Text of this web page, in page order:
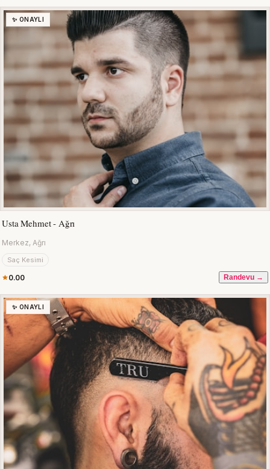
✨ ONAYLI
Usta Mehmet - Ağrı
Merkez, Ağrı
Saç Kesimi
0.00 Randevu →
✨ ONAYLI